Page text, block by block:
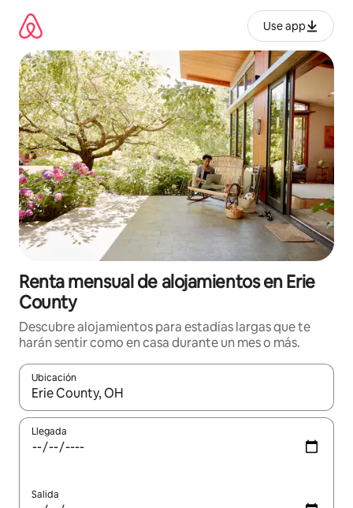
contenido
Use app
Renta mensual de alojamientos en Erie
County
Descubre alojamientos para estadías largas que te
harán sentir como en casa durante un mes o más.
Ubicación
Cuando los resultados estén disponibles, navega con las
Llegada
Salida